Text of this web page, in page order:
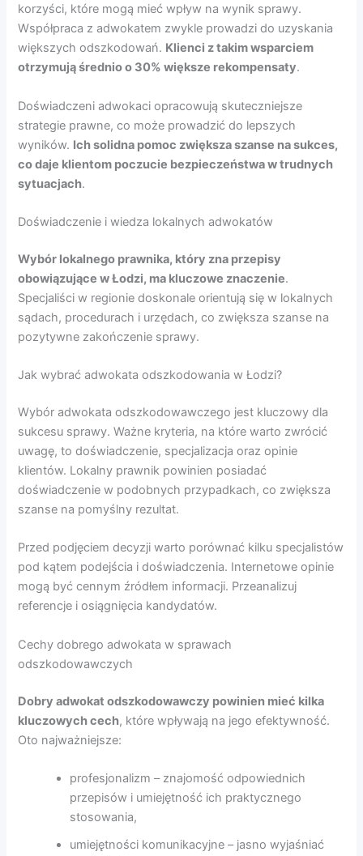
korzyści, które mogą mieć wpływ na wynik sprawy.
Współpraca z adwokatem zwykle prowadzi do uzyskania
większych odszkodowań. Klienci z takim wsparciem
otrzymują średnio o 30% większe rekompensaty.
Doświadczeni adwokaci opracowują skuteczniejsze
strategie prawne, co może prowadzić do lepszych
wyników. Ich solidna pomoc zwiększa szanse na sukces,
co daje klientom poczucie bezpieczeństwa w trudnych
sytuacjach.
Doświadczenie i wiedza lokalnych adwokatów
Wybór lokalnego prawnika, który zna przepisy
obowiązujące w Łodzi, ma kluczowe znaczenie.
Specjaliści w regionie doskonale orientują się w lokalnych
sądach, procedurach i urzędach, co zwiększa szanse na
pozytywne zakończenie sprawy.
Jak wybrać adwokata odszkodowania w Łodzi?
Wybór adwokata odszkodowawczego jest kluczowy dla
sukcesu sprawy. Ważne kryteria, na które warto zwrócić
uwagę, to doświadczenie, specjalizacja oraz opinie
klientów. Lokalny prawnik powinien posiadać
doświadczenie w podobnych przypadkach, co zwiększa
szanse na pomyślny rezultat.
Przed podjęciem decyzji warto porównać kilku specjalistów
pod kątem podejścia i doświadczenia. Internetowe opinie
mogą być cennym źródłem informacji. Przeanalizuj
referencje i osiągnięcia kandydatów.
Cechy dobrego adwokata w sprawach
odszkodowawczych
Dobry adwokat odszkodowawczy powinien mieć kilka
kluczowych cech, które wpływają na jego efektywność.
Oto najważniejsze:
profesjonalizm – znajomość odpowiednich
przepisów i umiejętność ich praktycznego
stosowania,
umiejętności komunikacyjne – jasno wyjaśniać